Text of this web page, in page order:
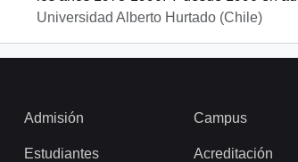
Universidad Alberto Hurtado (Chile)
Admisión
Estudiantes
Campus
Acreditación